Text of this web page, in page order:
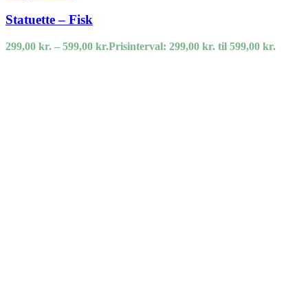
Statuette – Fisk
299,00 kr. – 599,00 kr.Prisinterval: 299,00 kr. til 599,00 kr.